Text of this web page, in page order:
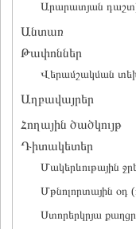
Արարատյան
Անտառ
Թափոններ
Վերամշակման
Աղբավայրեր
Հողային ծածկույթ
Դիտակետեր
Մակերևութային
Մթնոլորտային օդ
Ստորերկրյա